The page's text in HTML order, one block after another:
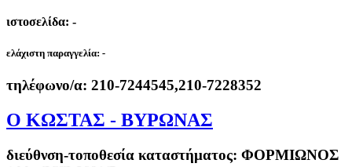
ιστοσελίδα: -
ελάχιστη παραγγελία: -
τηλέφωνο/α: 210-7244545,210-7228352
Ο ΚΩΣΤΑΣ - ΒΥΡΩΝΑΣ
διεύθνση-τοποθεσία καταστήματος: ΦΟΡΜΙΩΝΟΣ